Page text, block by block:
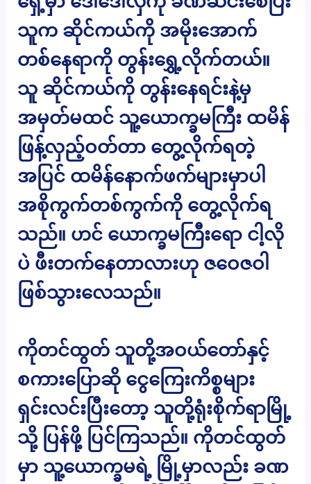
သူက ဆိုင်ကယ်ကို အမိုးအောက်
တစ်နေရာကို တွန်းရွှေ့လိုက်တယ်။
သူ ဆိုင်ကယ်ကို တွန်းနေရင်းနဲ့မှ
အမှတ်မထင် သူ့ယောက္ခမကြီး ထမိန်
ဖြန့်လှည့်ဝတ်တာ တွေ့လိုက်ရတဲ့
အပြင် ထမိန်နောက်ဖက်များမှာပါ
အစိုကွက်တစ်ကွက်ကို တွေ့လိုက်ရ
သည်။ ဟင် ယောက္ခမကြီးရော ငါ့လို
ပဲ ဖီးတက်နေတာလားဟု ဇဝေဇဝါ
ဖြစ်သွားလေသည်။
ကိုတင်ထွတ် သူတို့အဝယ်တော်နှင့်
စကားပြောဆို ငွေကြေးကိစ္စများ
ရှင်းလင်းပြီးတော့ သူတို့ရုံးစိုက်ရာမြို့
သို့ ပြန်ဖို့ ပြင်ကြသည်။ ကိုတင်ထွတ်
မှာ သူ့ယောက္ခမရဲ့ မြို့မှာလည်း ခဏ